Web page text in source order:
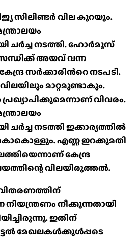
സിലിണ്ടര്‍ വില കുറയും.
ചര്‍ച്ച നടത്തി. ഹോർമൂസ്
അയവ് വന്ന
സർക്കാരിന്‍റെ നടപടി.
മാറ്റമുണ്ടാകും.
വിവരം.
ചര്‍ച്ച നടത്തി ഇക്കാര്യത്തിൽ
എണ്ണ ഇറക്കുമതി
കേന്ദ്ര
വിലയിരുത്തല്‍.
വിതരണത്തിന്
നീക്കുന്നതായി
ഇതിന്
മേഖലകള്‍ക്കുള്‍പ്പടെ